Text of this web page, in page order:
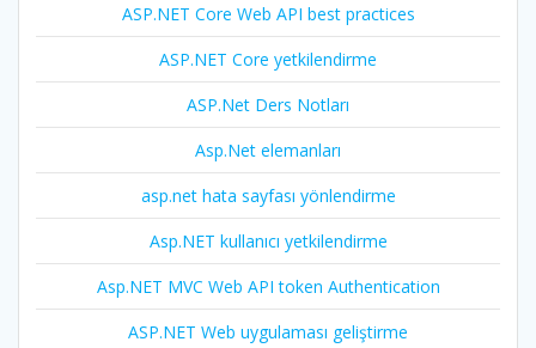
ASP.NET Core Web API best practices
ASP.NET Core yetkilendirme
ASP.Net Ders Notları
Asp.Net elemanları
asp.net hata sayfası yönlendirme
Asp.NET kullanıcı yetkilendirme
Asp.NET MVC Web API token Authentication
ASP.NET Web uygulaması geliştirme